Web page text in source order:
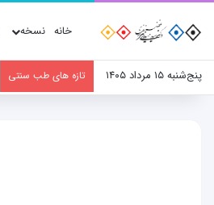
خانه نسخه
پنج‌شنبه ۱۵ مرداد ۱۴۰۵ تازه های طب سنتی